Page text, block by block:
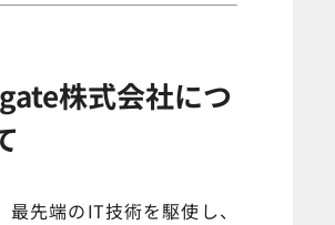
株式会社につ
最先端のIT技術を駆使し、